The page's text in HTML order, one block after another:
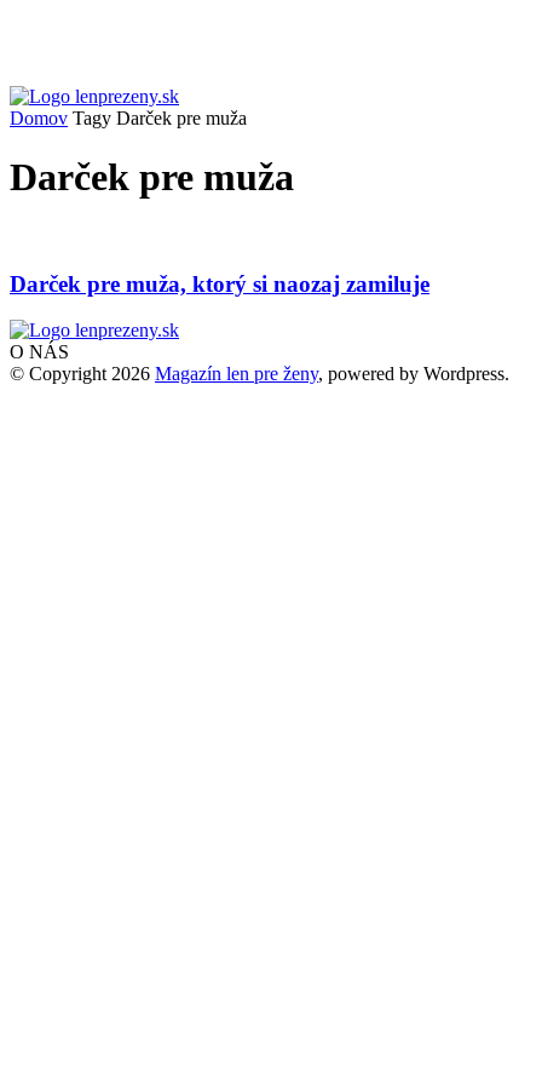
Domov Tagy Darček pre muža
Darček pre muža
Darček pre muža, ktorý si naozaj zamiluje
O NÁS
© Copyright 2026 Magazín len pre ženy, powered by Wordpress.